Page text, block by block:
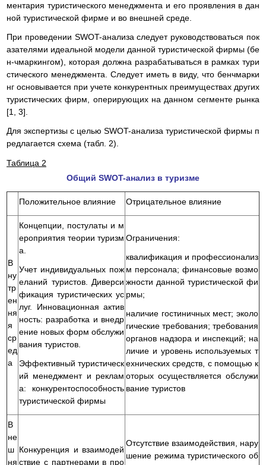
ментария туристического менеджмента и его проявления в дан
ной туристической фирме и во внешней среде.
При проведении SWOT-анализа следует руководствоваться пок
азателями идеальной модели данной туристической фирмы (бе
н-чмаркингом), которая должна разрабатываться в рамках тури
стического менеджмента. Следует иметь в виду, что бенчмарки
нг основывается при учете конкурентных преимуществах других
туристических фирм, оперирующих на данном сегменте рынка
[1, 3].
Для экспертизы с целью SWOT-анализа туристической фирмы п
редлагается схема (табл. 2).
Таблица 2
Общий SWOT-анализ в туризме
Положительное влияние Отрицательное влияние
В
ну
тр
ен
ня
я
ср
ед
а
Концепции, постулаты и м
ероприятия теории туризм
а.
Учет индивидуальных пож
еланий туристов. Диверси
фикация туристических ус
луг. Инновационная актив
ность: разработка и внедр
ение новых форм обслужи
вания туристов.
Эффективный туристическ
ий менеджмент и реклам
а: конкурентоспособность
туристической фирмы
Ограничения:
квалификация и профессионализ
м персонала; финансовые возмо
жности данной туристической фи
рмы;
наличие гостиничных мест; эколо
гические требования; требования
органов надзора и инспекций; на
личие и уровень используемых т
ехнических средств, с помощью к
оторых осуществляется обслужи
вание туристов
В
не
ш
ня
Конкуренция и взаимодей
ствие с партнерами в про
Отсутствие взаимодействия, нару
шение режима туристического об